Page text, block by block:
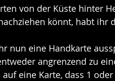
von der Küste hinter
könnt, habt ihr
nun eine Handkarte
angrenzend zu
eine Karte, dass 1